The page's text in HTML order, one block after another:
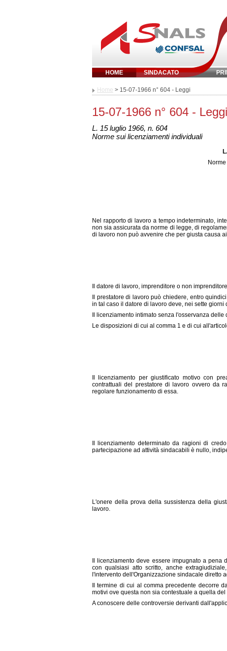
HOME SINDACATO
Inserisci parola
Home > 15-07-1966 n° 604 - Leggi
15-07-1966 n° 604 - Leggi
L. 15 luglio 1966, n. 604
Norme sui licenziamenti individuali
Nel rapporto di lavoro a tempo indeterminato,
non sia assicurata da norme di legge, di
di lavoro non può avvenire che per giusta causa
Il datore di lavoro, imprenditore o non
Il prestatore di lavoro può chiedere, entro
in tal caso il datore di lavoro deve, nei sette
Il licenziamento intimato senza l'osservanza
Le disposizioni di cui al comma 1 e di cui
Il licenziamento per giustificato motivo con
contrattuali del prestatore di lavoro ovvero da
regolare funzionamento di essa.
Il licenziamento determinato da ragioni di
partecipazione ad attività sindacabili è nullo,
L'onere della prova della sussistenza della
lavoro.
Il licenziamento deve essere impugnato a
con qualsiasi atto scritto, anche
l'intervento dell'Organizzazione sindacale diretto
Il termine di cui al comma precedente decorre
motivi ove questa non sia contestuale a quella
A conoscere delle controversie derivanti